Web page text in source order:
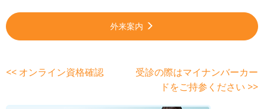
外来案内
前
<< オンライン資格確認
受診の際はマイナンバーカー
ドをご持参ください >>